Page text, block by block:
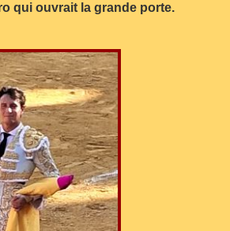
qui ouvrait la grande porte.